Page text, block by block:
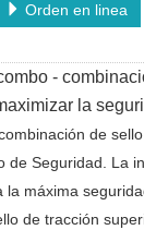
Orden en linea
-
la
de
de Seguridad. La
la máxima
de tracción